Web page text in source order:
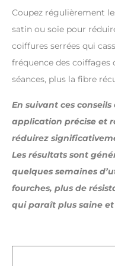
Coupez régulièrement
satin ou soie pour
coiffures serrées qui
fréquence des coiffages
séances, plus la fibre
En suivant ces
application précise et
réduirez
Les résultats sont
quelques semaines
fourches, plus de
qui paraît plus saine